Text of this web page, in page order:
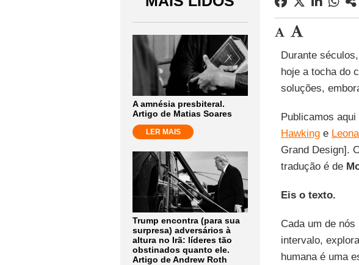
A amnésia presbiteral.
Artigo de Matias Soares
LER MAIS
Trump encontra (para sua
surpresa) adversários à
altura no Irã: líderes tão
obstinados quanto ele.
Artigo de Andrew Roth
Durante
hoje a tocha do
soluções,
Publicamos
Hawkinge
Grand Design].
tradução é de
Eis o texto.
Cada um de
intervalo,
humana é uma